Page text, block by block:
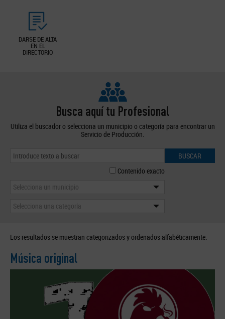
DARSE DE ALTA
EN EL
DIRECTORIO
Busca aquí tu Profesional
Utiliza el buscador o selecciona un municipio o categoría para encontrar un
Servicio de Producción.
BUSCAR
Contenido exacto
Selecciona un municipio
Selecciona una categoría
Los resultados se muestran categorizados y ordenados alfabéticamente.
Música original